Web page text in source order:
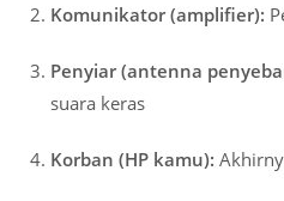
Komunikator (amplifier):
Penyiar (antenna
suara keras
Korban (HP kamu):